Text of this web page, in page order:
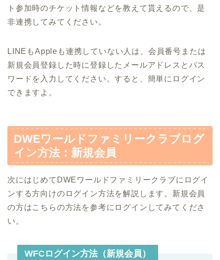
ト参加時のチケット情報などを教えて貰えるので、是
非連携してみてください。
LINEもAppleも連携していない人は、会員番号または
新規会員登録した時に登録したメールアドレスとパス
ワードを入力してください。すると、簡単にログイン
できますよ。
DWEワールドファミリークラブログ
イン方法：新規会員
次にはじめてDWEワールドファミリークラブにログイ
ンする方向けのログイン方法を解説します。新規会員
の方はこちらの方法を参考にログインしてみてくださ
い。
WFCログイン方法（新規会員）